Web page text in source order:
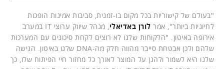
"בעולם של קישוריות בכל מקום בו-זמנית, סביבות אמינות הופכות
לחיוניות ביותר", אמר לורן באדיאלי
, מנהל שיווק ערוצי IT במערב
אירופה באיטון. "הלקוחות שלנו לא רוצים לקחת סיכונים עם המערכות
שלהם ולכן אבטחת סייבר מהווה חלק מה-DNA שלנו באיטון. הגישה
שלנו היא לשמור ולהגן על המוצר לאורך כל מחזור חיי הפיתוח שלו, כך